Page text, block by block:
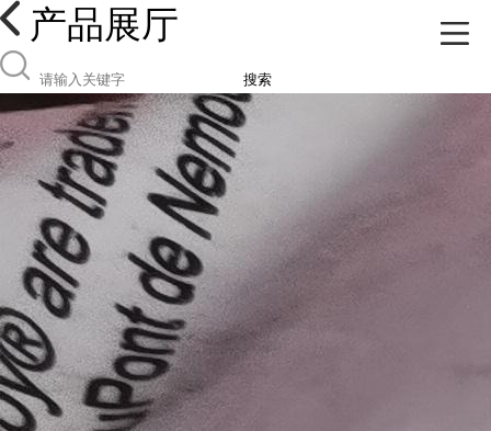
产品展厅
搜索